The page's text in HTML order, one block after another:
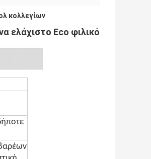
κολλεγίων
ελάχιστο Eco φιλικό